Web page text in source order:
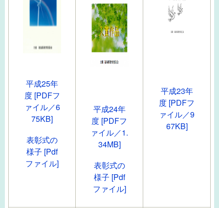
平成25年
度 [PDFフ
ァイル／6
75KB]
表彰式の
様子 [Pdf
ファイル]
平成24年
度 [PDFフ
ァイル／1.
34MB]
表彰式の
様子 [Pdf
ファイル]
平成23年
度 [PDFフ
ァイル／9
67KB]